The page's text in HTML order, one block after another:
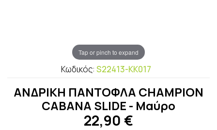
Tap or pinch to expand
Κωδικός: S22413-KK017
ΑΝΔΡΙΚΗ ΠΑΝΤΟΦΛΑ CHAMPION
CABANA SLIDE - Μαύρο
22,90 €